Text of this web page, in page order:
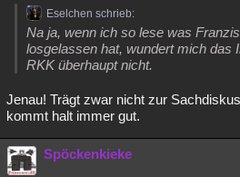
Eselchen schrieb:
Na ja, wenn ich so lese was
losgelassen hat, wundert mich das
RKK überhaupt nicht.
Jenau! Trägt zwar nicht zur
kommt halt immer gut.
Spöckenkieke